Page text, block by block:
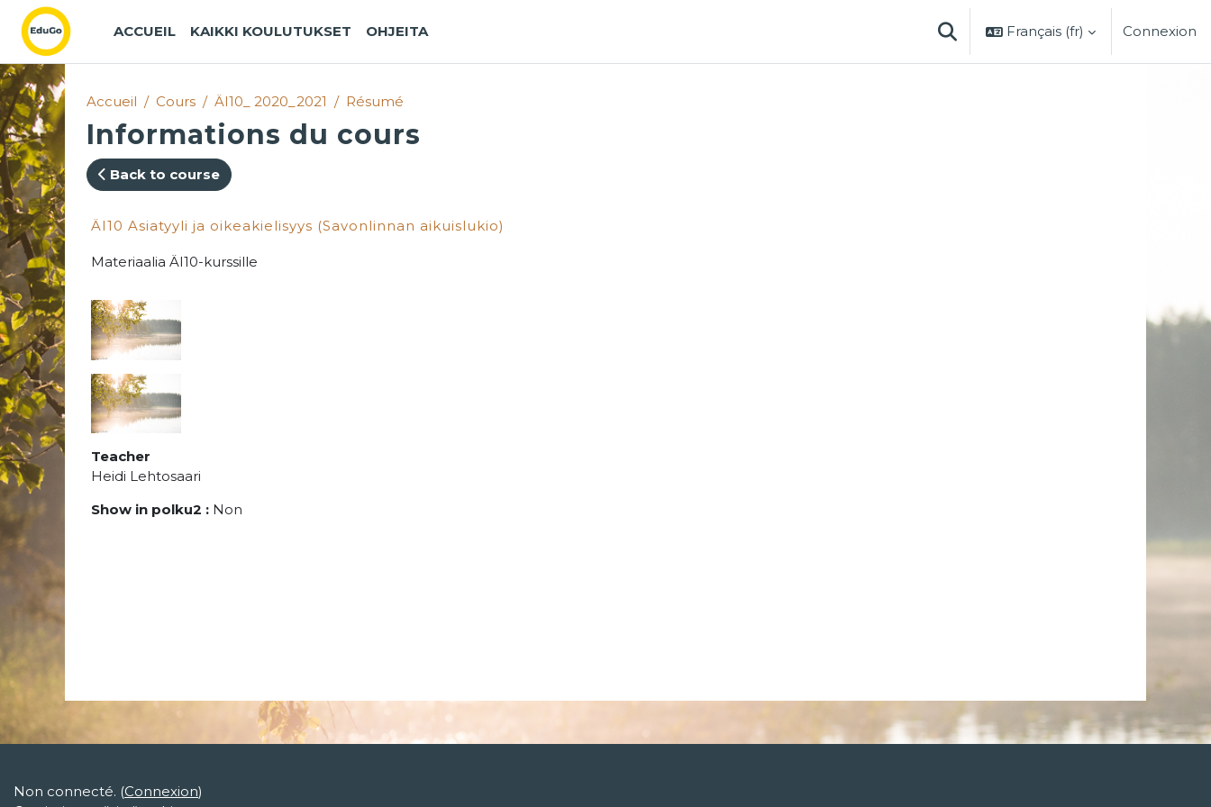
Passer au contenu principal
ACCUEIL
KAIKKI KOULUTUKSET OHJEITA ACTIVER/DÉSACTIVER LA SAISIE DE
Français ‎(fr)‎ Connexion
Accueil Cours ÄI10_ 2020_2021 Résumé
Informations du cours
Back to course
ÄI10 Asiatyyli ja oikeakielisyys (Savonlinnan aikuislukio)
Materiaalia ÄI10-kurssille
Teacher
Heidi Lehtosaari
Show in polku2 : Non
Non connecté. (Connexion)